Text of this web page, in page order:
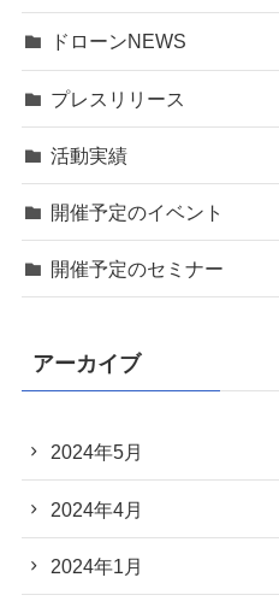
ドローンNEWS
プレスリリース
活動実績
開催予定のイベント
開催予定のセミナー
アーカイブ
2024年5月
2024年4月
2024年1月